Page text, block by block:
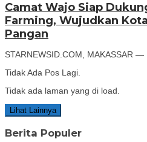
Camat Wajo Siap
Farming, Wujudkan
Pangan
STARNEWSID.COM, MAKASSAR
Tidak Ada Pos Lagi.
Tidak ada laman yang di load.
Lihat Lainnya
Berita Populer